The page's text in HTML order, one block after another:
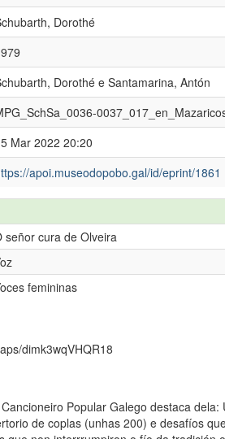
Dorothé
Dorothée Santamarina, Antón
Mar 2022 20:20
apoi.museodopobo.gal/id/eprint/1861
señor cura de Olveira
femininas
dimk3wqVHQR18
Popular Galego destaca
de coplas (unhas 200) e desafíos